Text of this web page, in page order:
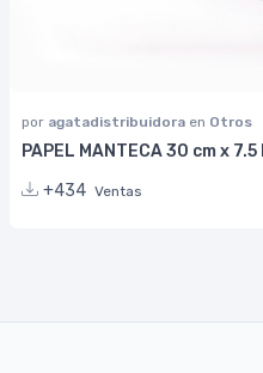
por agatadistribuidora en Otros
PAPEL MANTECA 30 cm x 7.5
+434 Ventas